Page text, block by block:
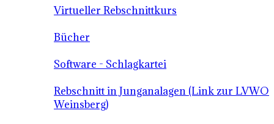
Virtueller Rebschnittkurs
Bücher
Software - Schlagkartei
Rebschnitt in Junganalagen (Link zur LVWO
Weinsberg)